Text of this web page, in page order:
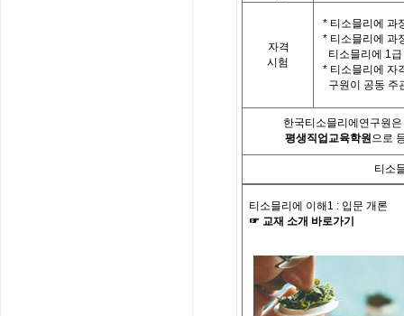
자격
시험
* 티소믈리에 과
* 티소믈리에 과
티소믈리에 1
* 티소믈리에 자
구원이 공동 주
한국티소믈리에연구원
평생직업교육학원으로
티소
티소믈리에 이해 1 : 입문 개론
☞ 교재 소개 바로가기